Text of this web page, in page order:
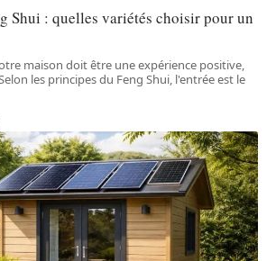
Shui : quelles variétés choisir pour un
maison doit être une expérience positive,
les principes du Feng Shui, l'entrée est le